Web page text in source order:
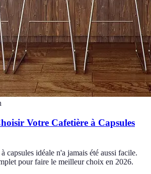
Votre Cafetière à Capsules
capsules idéale n'a jamais été aussi facile.
pour faire le meilleur choix en 2026.